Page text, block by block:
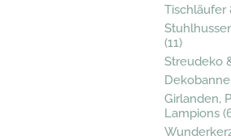
Tischläufer
(11)
Streudeko
Girlanden,
Lampions